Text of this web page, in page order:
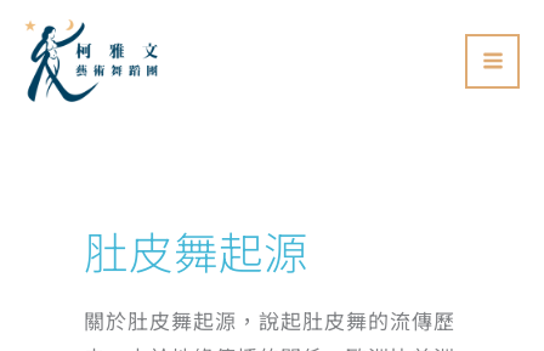
肚皮舞起源
關於肚皮舞起源，說起肚皮舞的流傳歷